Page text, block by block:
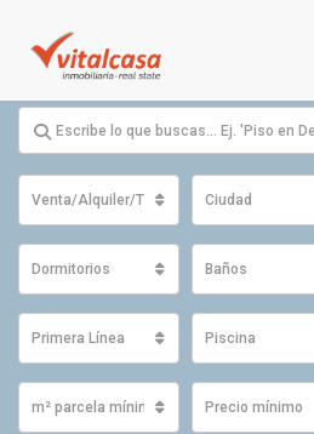
Venta/Alquiler/Traspaso Ciudad
Dormitorios Baños
Primera Línea Piscina
m² parcela mínimos Precio mínimo